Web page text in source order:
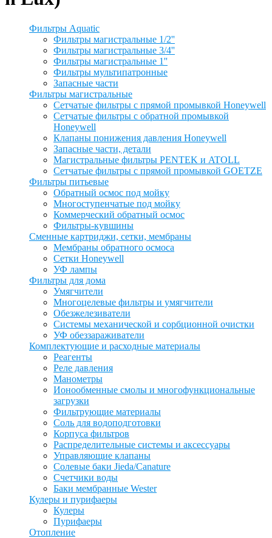
Фильтры Aquatic
Фильтры магистральные 1/2''
Фильтры магистральные 3/4''
Фильтры магистральные 1''
Фильтры мультипатронные
Запасные части
Фильтры магистральные
Сетчатые фильтры с прямой промывкой Honeywell
Сетчатые фильтры с обратной промывкой
Honeywell
Клапаны понижения давления Honeywell
Запасные части, детали
Магистральные фильтры PENTEK и ATOLL
Сетчатые фильтры с прямой промывкой GOETZE
Фильтры питьевые
Обратный осмос под мойку
Многоступенчатые под мойку
Коммерческий обратный осмос
Фильтры-кувшины
Сменные картриджи, сетки, мембраны
Мембраны обратного осмоса
Сетки Honeywell
УФ лампы
Фильтры для дома
Умягчители
Многоцелевые фильтры и умягчители
Обезжелезиватели
Системы механической и сорбционной очистки
УФ обеззараживатели
Комплектующие и расходные материалы
Реагенты
Реле давления
Манометры
Ионообменные смолы и многофункциональные
загрузки
Фильтрующие материалы
Соль для водоподготовки
Корпуса фильтров
Распределительные системы и аксессуары
Управляющие клапаны
Солевые баки Jieda/Canature
Счетчики воды
Баки мембранные Wester
Кулеры и пурифаеры
Кулеры
Пурифаеры
Отопление